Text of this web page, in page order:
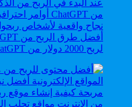
لربح 2000 دولار من ChatGPT.